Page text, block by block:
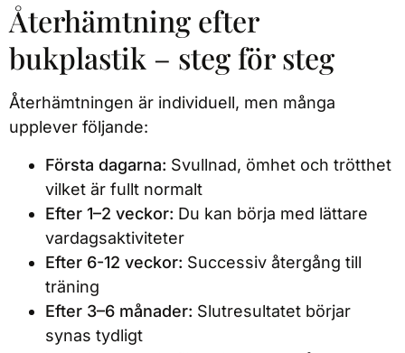
Återhämtning efter
bukplastik – steg för steg
Återhämtningen är individuell, men många
upplever följande:
Första dagarna: Svullnad, ömhet och trötthet
vilket är fullt normalt
Efter 1–2 veckor: Du kan börja med lättare
vardagsaktiviteter
Efter 6-12 veckor: Successiv återgång till
träning
Efter 3–6 månader: Slutresultatet börjar
synas tydligt